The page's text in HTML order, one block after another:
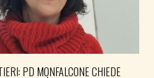
PD MONFALCONE CHIEDE